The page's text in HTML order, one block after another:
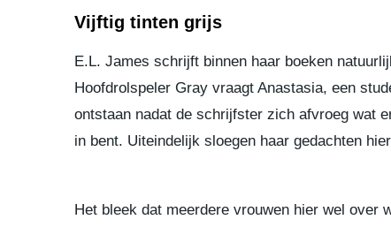
Vijftig tinten grijs
E.L. James schrijft binnen haar boeken
Hoofdrolspeler Gray vraagt Anastasia, een
ontstaan nadat de schrijfster zich afvroeg wat
in bent. Uiteindelijk sloegen haar gedachten
Het bleek dat meerdere vrouwen hier wel over